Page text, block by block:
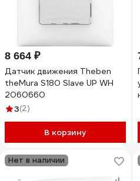
8 664 ₽
Датчик движения Theben
theMura S180 Slave UP WH
2060660
3(2)
В корзину
Нет в наличии